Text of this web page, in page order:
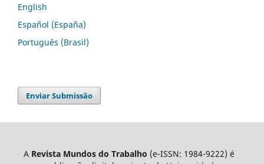
English
Español (España)
Português (Brasil)
Enviar Submissão
A Revista Mundos do Trabalho (e-ISSN: 1984-9222) é